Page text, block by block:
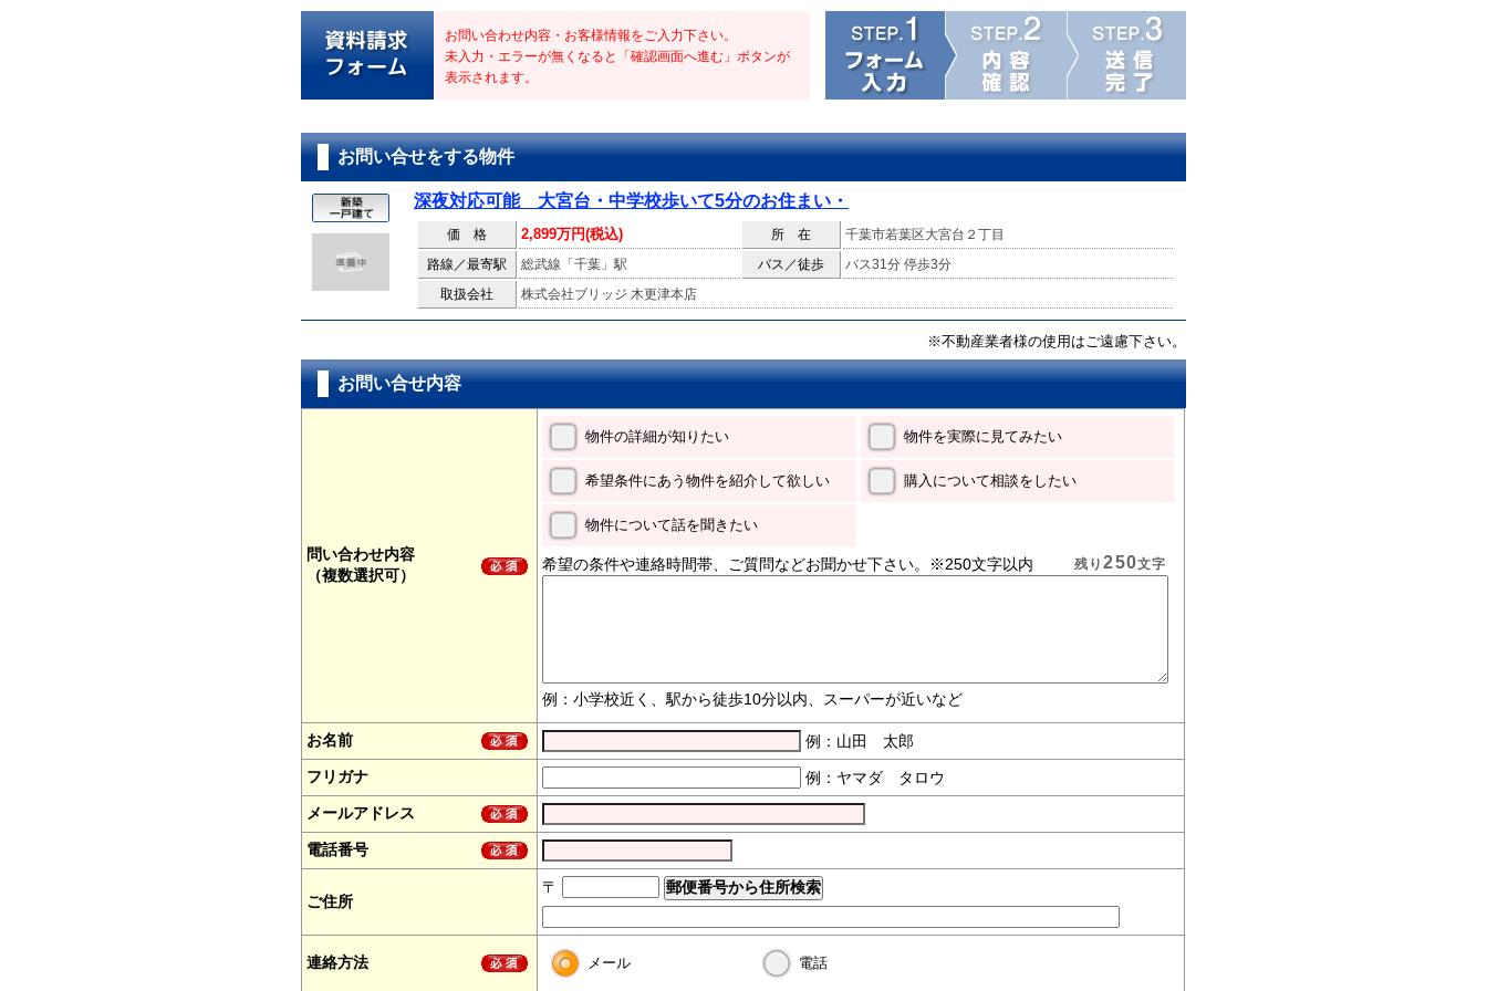
お問い合わせ内容・お客様情報をご入力下さい。
未入力・エラーが無くなると「確認画面へ進む」ボタンが
表示されます。
お問い合せをする物件
深夜対応可能 大宮台・中学校歩いて5分のお住まい・
価 格 2,899万円(税込) 所 在
千葉市若葉区大宮台２丁目
路線／最寄駅
総武線「千葉」駅 バス／徒歩
バス31分 停歩3分
取扱会社
株式会社ブリッジ 木更津本店
※不動産業者様の使用はご遠慮下さい。
お問い合せ内容
問い合わせ内容
（複数選択可）
物件の詳細が知りたい 物件を実際に見てみたい
希望条件にあう物件を紹介して欲しい 購入について相談をしたい
物件について話を聞きたい
希望の条件や連絡時間帯、ご質問などお聞かせ下さい。※250文字以内
例：小学校近く、駅から徒歩10分以内、スーパーが近いなど
残り250文字
お名前
例：山田 太郎
フリガナ
例：ヤマダ タロウ
メールアドレス
電話番号
ご住所
〒
連絡方法 メール 電話